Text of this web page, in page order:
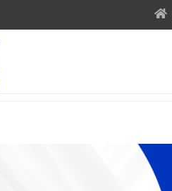
Yukarıdudullu Şemsiye